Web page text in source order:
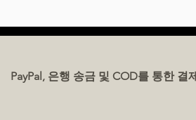
PayPal, 은행 송금 및 COD를 통한 결